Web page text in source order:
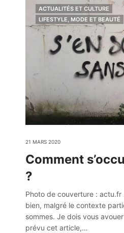
ACTUALITÉS ET CULTURE
LIFESTYLE, MODE ET BEAUTÉ
21 MARS 2020
Comment
?
Photo de couverture : actu.fr
bien, malgré le contexte
sommes. Je dois vous
prévu cet article,…